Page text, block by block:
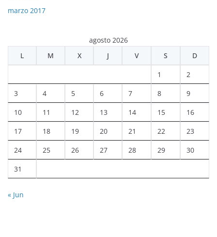
marzo 2017
agosto 2026
L
M X J V S D
1 2
3 4 5 6 7 8 9
10 11 12 13 14 15 16
17 18 19 20 21 22 23
24 25 26 27 28 29 30
31
« Jun